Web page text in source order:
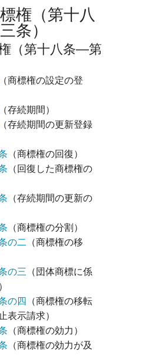
権（第十八
条）
（第十八条―第
（商標権の設定の登
（存続期間）
（存続期間の更新登録
（商標権の回復）
（回復した商標権の
（存続期間の更新の
（商標権の分割）
の二 （商標権の移
の三 （団体商標に係
の四 （商標権の移転
表示請求）
（商標権の効力）
（商標権の効力が及